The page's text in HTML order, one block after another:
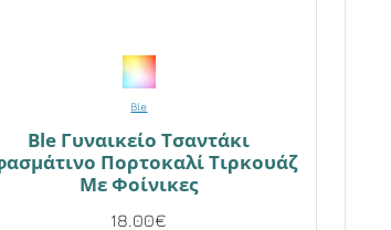
Ble
Ble Γυναικείο Τσαντάκι
Πορτοκαλί Τιρκουάζ
Με Φοίνικες
18.00€